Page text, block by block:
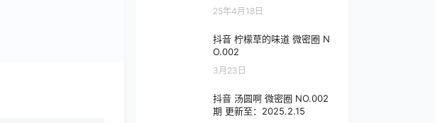
5.4.18
25年4月18日
抖音 柠檬草的味道 微密圈 N
O.002
3月23日
抖音 汤圆啊 微密圈 NO.002
期 更新至：2025.2.15